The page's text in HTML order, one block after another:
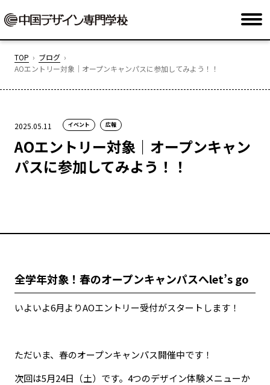
TOP
ブログ
AOエントリー対象｜オープンキャンパスに参加してみよう！！
2025.05.11 イベント 広報
AOエントリー対象｜オープンキャン
パスに参加してみよう！！
全学年対象！春のオープンキャンパスへlet’s go
いよいよ6月よりAOエントリー受付がスタートします！
ただいま、春のオープンキャンパス開催中です！
次回は5月24日（土）です。4つのデザイン体験メニューか